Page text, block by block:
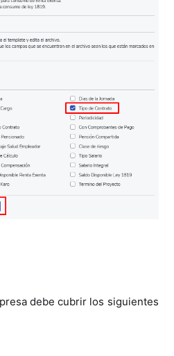
debe cubrir los siguientes